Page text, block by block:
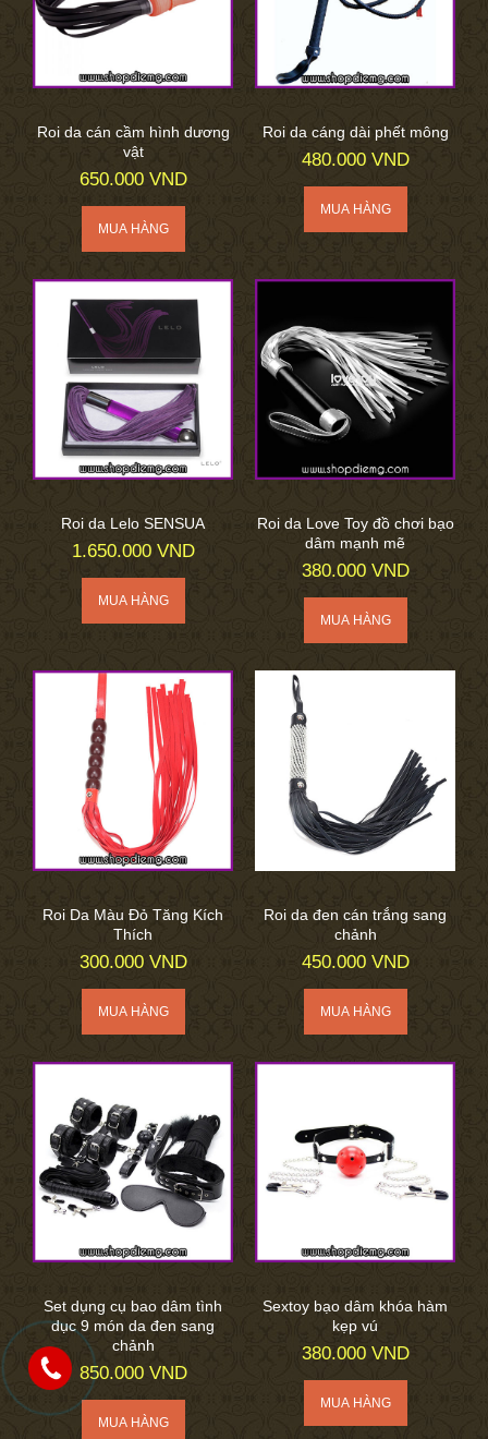
Roi da cán cầm hình dương
vật
650.000 VND
Roi da cáng dài phết mông
480.000 VND
Roi da Lelo SENSUA
1.650.000 VND
Roi da Love Toy đồ chơi bạo
dâm mạnh mẽ
380.000 VND
Roi Da Màu Đỏ Tăng Kích
Thích
300.000 VND
Roi da đen cán trắng sang
chảnh
450.000 VND
Set dụng cụ bao dâm tình
dục 9 món da đen sang
chảnh
850.000 VND
Sextoy bạo dâm khóa hàm
kẹp vú
380.000 VND